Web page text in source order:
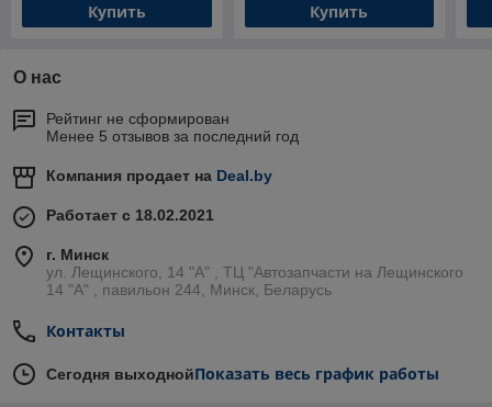
Купить Купить
О нас
Рейтинг не сформирован
Менее 5 отзывов за последний год
Компания продает на Deal.by
Работает с 18.02.2021
г. Минск
ул. Лещинского, 14 "А" , ТЦ "Автозапчасти на Лещинcкого
14 "A" , павильон 244, Минск, Беларусь
Контакты
Сегодня выходнойПоказать весь график работы